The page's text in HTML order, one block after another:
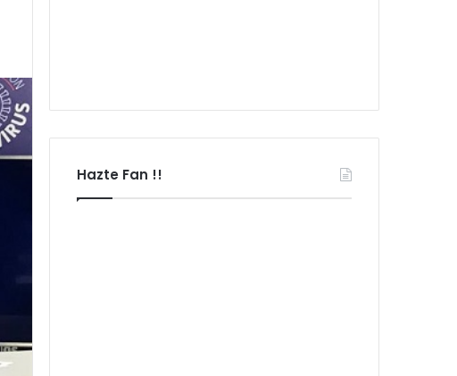
Hazte Fan !!